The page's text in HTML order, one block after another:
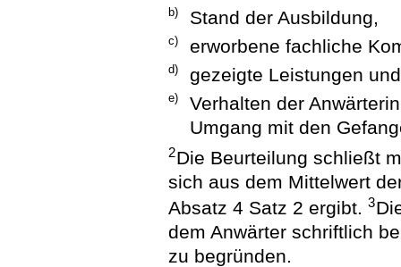
b) Stand der Ausbildung,
c) erworbene fachliche
d) gezeigte Leistungen und
e)
Verhalten der
Umgang mit den
2Die Beurteilung schließt
sich aus dem Mittelwert
Absatz 4 Satz 2 ergibt. 3
dem Anwärter schriftlich
zu begründen.